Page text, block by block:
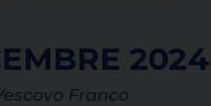
2024
Franco